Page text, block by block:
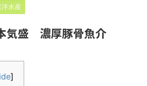
洋水産
気盛 濃厚豚骨魚介
]